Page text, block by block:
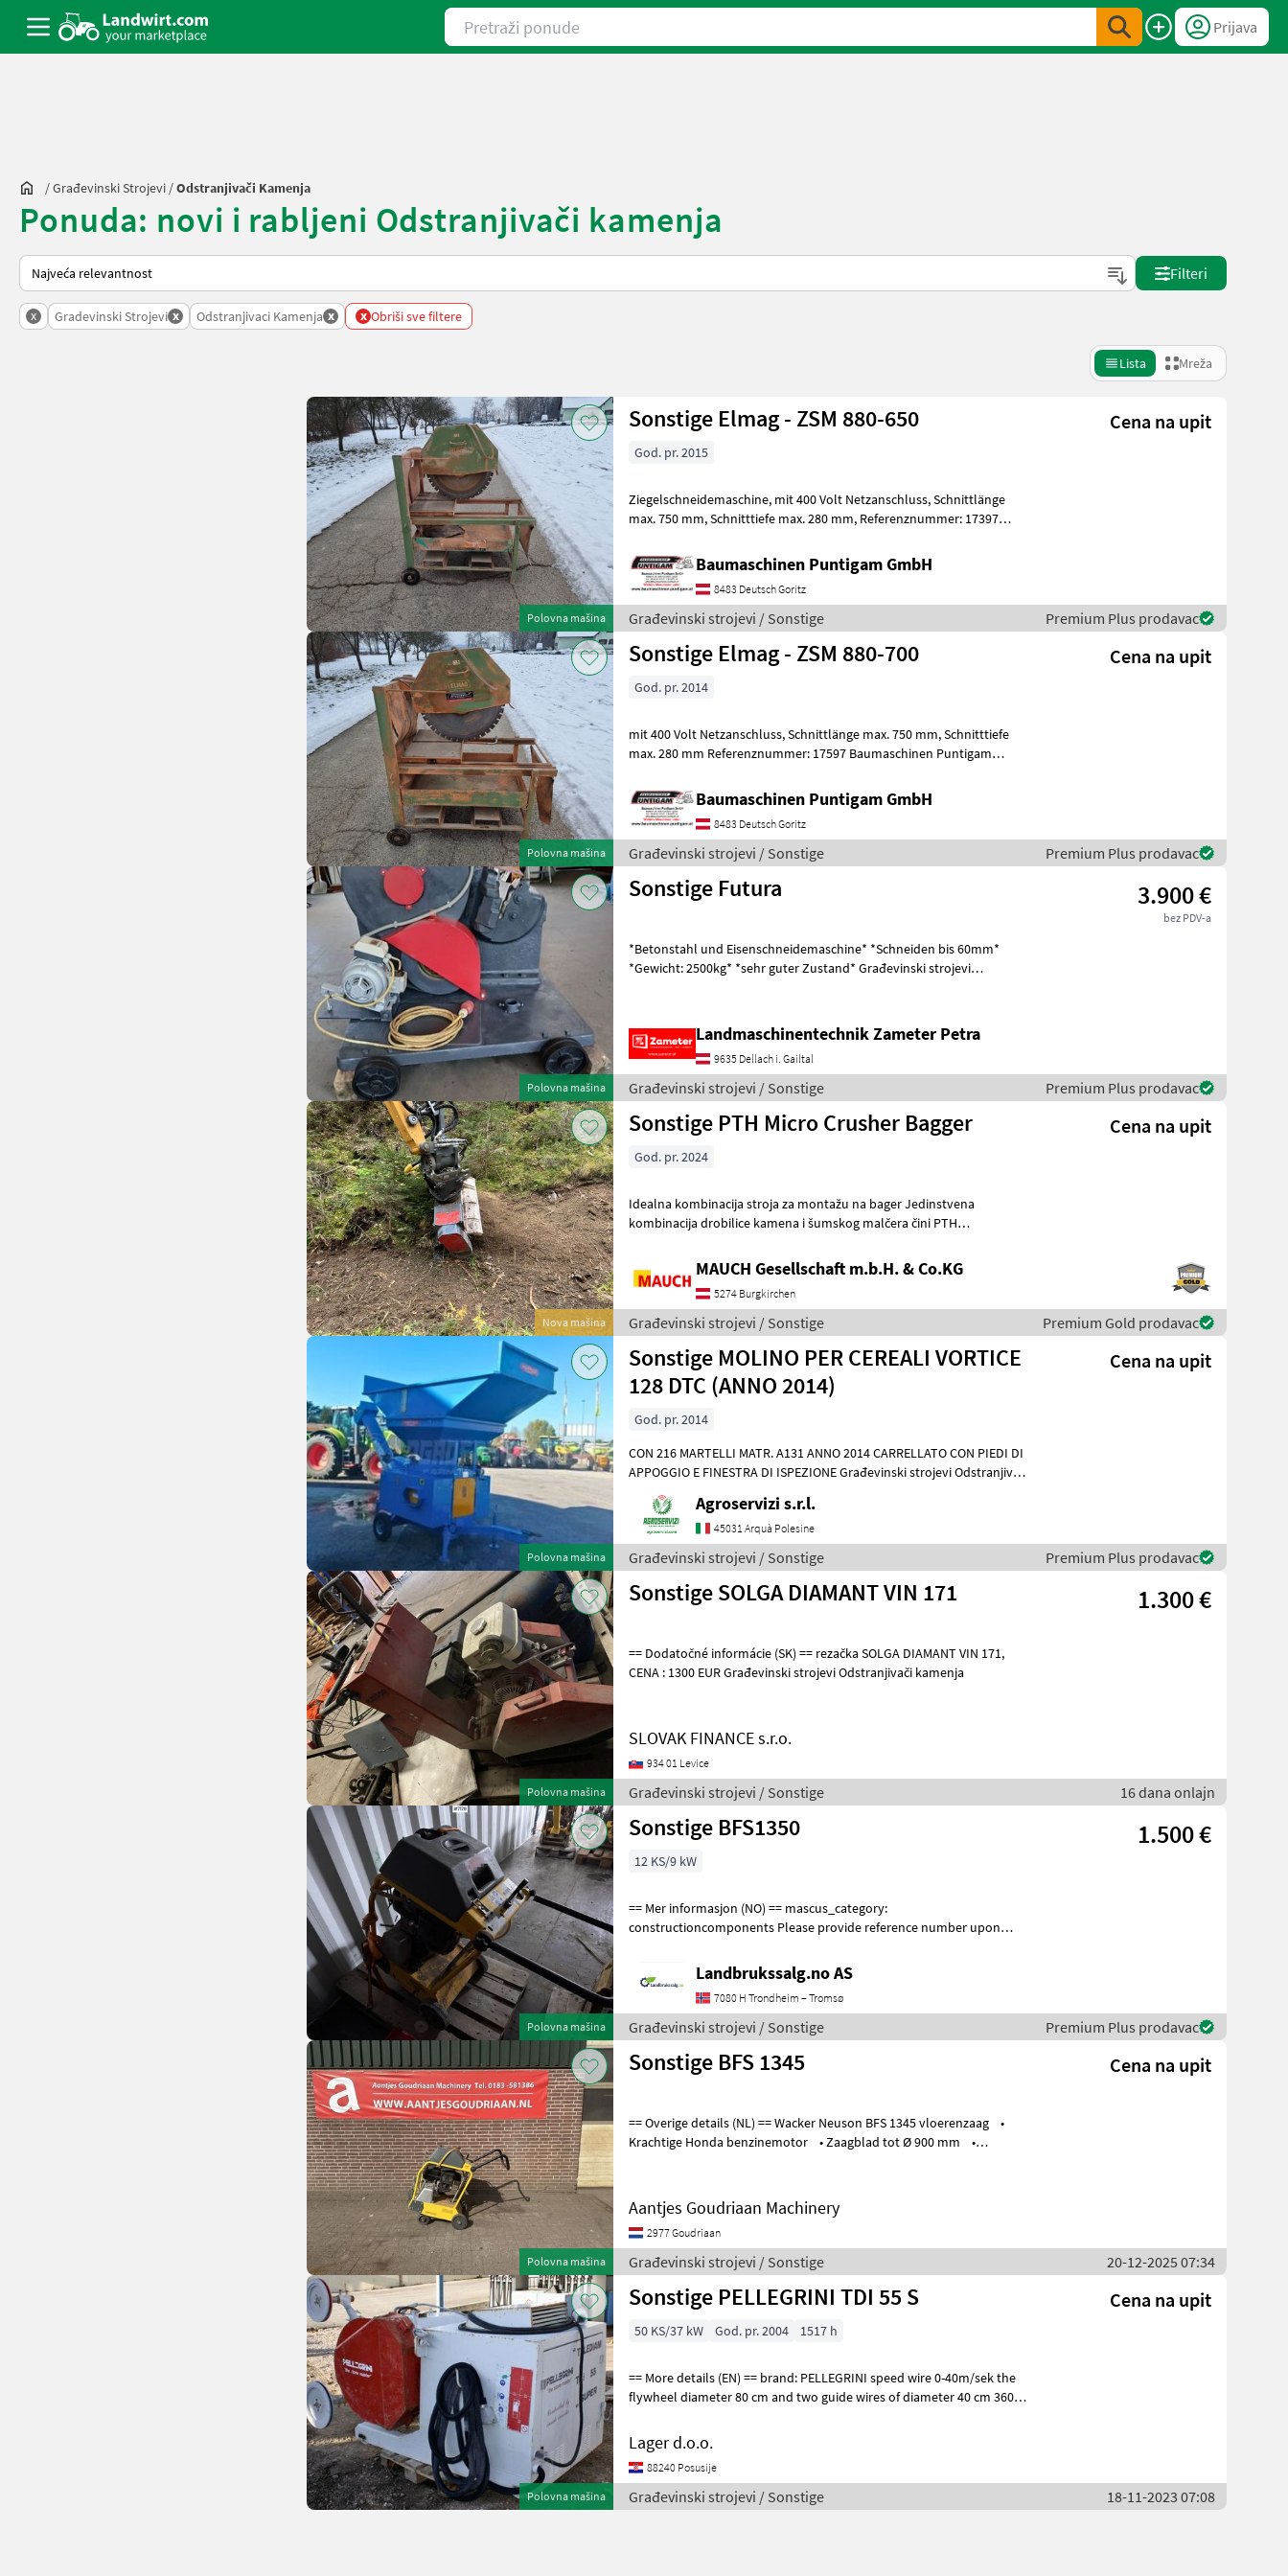
Pretraži ponude
Prijava
/Građevinski Strojevi /Odstranjivači Kamenja
Ponuda: novi i rabljeni Odstranjivači kamenja
Način na koji sortira Landwirt.com
Filteri
x Gradevinski Strojevi x Odstranjivaci Kamenja x x Obriši sve filtere
Lista Mreža
Polovna mašina
Sonstige Elmag - ZSM 880-650 Cena na upit
God. pr. 2015
Ziegelschneidemaschine, mit 400 Volt Netzanschluss, Schnittlänge
max. 750 mm, Schnitttiefe max. 280 mm, Referenznummer: 17397
Baumaschinen Puntigam GmbH
8483 Deutsch Goritz
Građevinski strojevi / Sonstige Premium Plus prodavac
Polovna mašina
Sonstige Elmag - ZSM 880-700 Cena na upit
God. pr. 2014
mit 400 Volt Netzanschluss, Schnittlänge max. 750 mm, Schnitttiefe
max. 280 mm Referenznummer: 17597 Baumaschinen Puntigam
Baumaschinen Puntigam GmbH
8483 Deutsch Goritz
Građevinski strojevi / Sonstige Premium Plus prodavac
Polovna mašina
Sonstige Futura 3.900 €
bez PDV-a
*Betonstahl und Eisenschneidemaschine* *Schneiden bis 60mm*
*Gewicht: 2500kg* *sehr guter Zustand* Građevinski strojevi
Landmaschinentechnik Zameter Petra
9635 Dellach i. Gailtal
Građevinski strojevi / Sonstige Premium Plus prodavac
Nova mašina
Sonstige PTH Micro Crusher Bagger Cena na upit
God. pr. 2024
Idealna kombinacija stroja za montažu na bager Jedinstvena
kombinacija drobilice kamena i šumskog malčera čini PTH
MAUCH Gesellschaft m.b.H. & Co.KG
5274 Burgkirchen
Građevinski strojevi / Sonstige Premium Gold prodavac
Polovna mašina
Sonstige MOLINO PER CEREALI VORTICE
128 DTC (ANNO 2014)
Cena na upit
God. pr. 2014
CON 216 MARTELLI MATR. A131 ANNO 2014 CARRELLATO CON PIEDI DI
APPOGGIO E FINESTRA DI ISPEZIONE Građevinski strojevi Odstranjivači
Agroservizi s.r.l.
45031 Arquà Polesine
Građevinski strojevi / Sonstige Premium Plus prodavac
Polovna mašina
Sonstige SOLGA DIAMANT VIN 171 1.300 €
== Dodatočné informácie (SK) == rezačka SOLGA DIAMANT VIN 171,
CENA : 1300 EUR Građevinski strojevi Odstranjivači kamenja
SLOVAK FINANCE s.r.o.
934 01 Levice
Građevinski strojevi / Sonstige 16 dana onlajn
Polovna mašina
Sonstige BFS1350 1.500 €
12 KS/9 kW
== Mer informasjon (NO) == mascus_category:
constructioncomponents Please provide reference number upon
Landbrukssalg.no AS
7080 H Trondheim – Tromsø
Građevinski strojevi / Sonstige Premium Plus prodavac
Polovna mašina
Sonstige BFS 1345 Cena na upit
== Overige details (NL) == Wacker Neuson BFS 1345 vloerenzaag •
Krachtige Honda benzinemotor • Zaagblad tot Ø 900 mm •
Aantjes Goudriaan Machinery
2977 Goudriaan
Građevinski strojevi / Sonstige 20-12-2025 07:34
Polovna mašina
Sonstige PELLEGRINI TDI 55 S Cena na upit
50 KS/37 kW God. pr. 2004 1517 h
== More details (EN) == brand: PELLEGRINI speed wire 0-40m/sek the
flywheel diameter 80 cm and two guide wires of diameter 40 cm 360
Lager d.o.o.
88240 Posusije
Građevinski strojevi / Sonstige 18-11-2023 07:08